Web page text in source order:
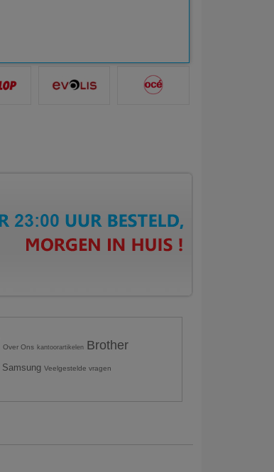
Over Ons kantoorartikelen Brother
Samsung Veelgestelde vragen